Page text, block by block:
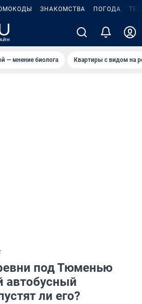
ЗНАКОМСТВА ПОГОДА
— мнение биолога Квартиры с видом на
под Тюменью
автобусный
ли его?